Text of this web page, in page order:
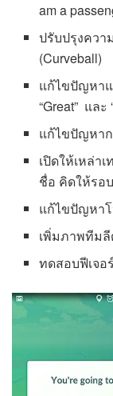
am a
ปรับปรุงควา
(Curveball)
แก้ไขปัญหาแ
“Great” และ
แก้ไขปัญหา
เปิดให้เหล่า
ชื่อ คิดให้รอ
แก้ไขปัญหาโ
เพิ่มภาพทีมลี
ทดสอบฟีเจอ